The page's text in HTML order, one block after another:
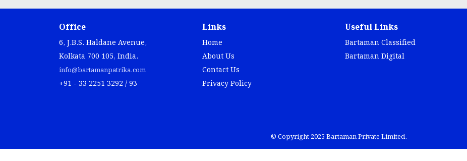
Office
6, J.B.S. Haldane Avenue,
Kolkata 700 105, India.
info@bartamanpatrika.com
+91 - 33 2251 3292 / 93
Links
Home
About Us
Contact Us
Privacy Policy
Useful Links
Bartaman Classified
Bartaman Digital
© Copyright 2025 Bartaman Private Limited.